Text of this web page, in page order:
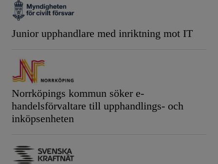
Junior upphandlare med inriktning mot IT
Norrköpings kommun söker e-
handelsförvaltare till upphandlings- och
inköpsenheten